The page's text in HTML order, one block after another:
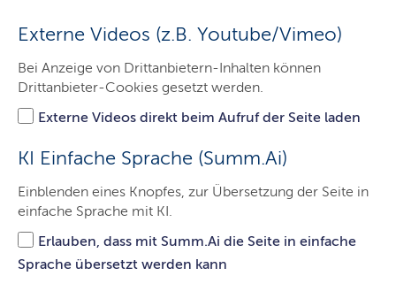
Externe Videos (z.B. Youtube/Vimeo)
Bei Anzeige von Drittanbietern-Inhalten können
Drittanbieter-Cookies gesetzt werden.
Externe Videos direkt beim Aufruf der Seite laden
KI Einfache Sprache (Summ.Ai)
Einblenden eines Knopfes, zur Übersetzung der Seite in
einfache Sprache mit KI.
Erlauben, dass mit Summ.Ai die Seite in einfache
Sprache übersetzt werden kann
Ausbildung & Beruf
Kontakt
Nachlasssachen
Hier finden Sie die wichtigsten Informationen zu
Nachlasssachen.
LETZTE AKTUALISIERUNG: 18.03.2026